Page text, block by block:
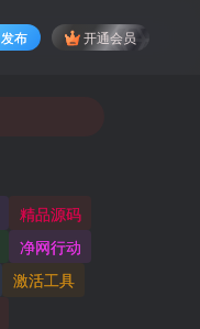
发布 开通会员
精品源码
净网行动
激活工具